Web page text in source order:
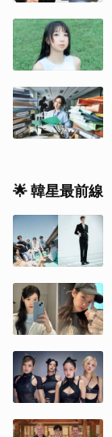
🌟 韓星最前線